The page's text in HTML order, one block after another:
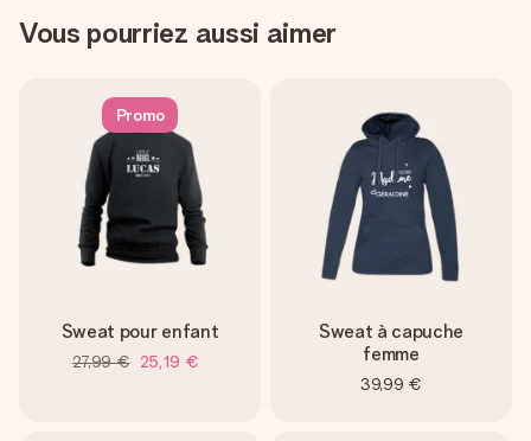
Vous pourriez aussi aimer
Promo
Sweat pour enfant
27,99 € 25,19 €
Sweat à capuche
femme
39,99 €